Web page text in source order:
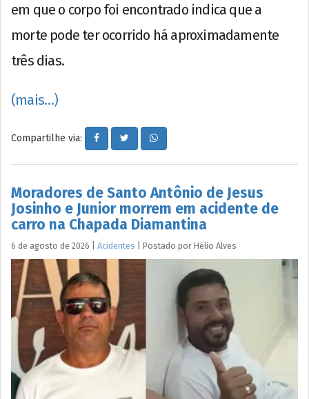
em que o corpo foi encontrado indica que a
morte pode ter ocorrido há aproximadamente
três dias.
(mais…)
Compartilhe via:
Moradores de Santo Antônio de Jesus
Josinho e Junior morrem em acidente de
carro na Chapada Diamantina
6 de agosto de 2026 Acidentes Postado por Hélio Alves